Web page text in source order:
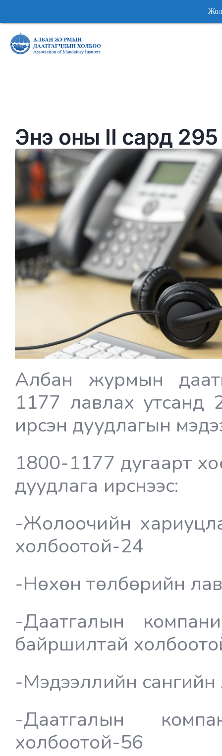
Энэ оны II сард 295
Албан журмын
1177 лавлах утсанд
ирсэн дуудлагын
1800-1177 дугаарт
дуудлага ирснээс:
-Жолоочийн
холбоотой-24
-Нөхөн төлбөрийн
-Даатгалын
байршилтай
-Мэдээллийн
-Даатгалын
холбоотой-56
Жолоочийн
Жолоочийн